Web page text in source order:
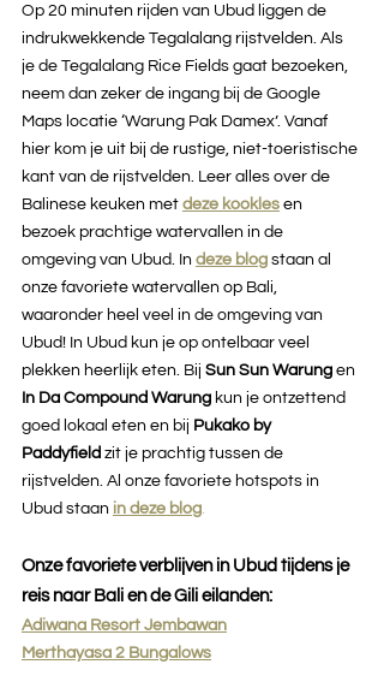
Op 20 minuten rijden van Ubud liggen de
indrukwekkende Tegalalang rijstvelden. Als
je de Tegalalang Rice Fields gaat bezoeken,
neem dan zeker de ingang bij de Google
Maps locatie ‘Warung Pak Damex’. Vanaf
hier kom je uit bij de rustige, niet-toeristische
kant van de rijstvelden. Leer alles over de
Balinese keuken met deze kookles en
bezoek prachtige watervallen in de
omgeving van Ubud. In deze blog staan al
onze favoriete watervallen op Bali,
waaronder heel veel in de omgeving van
Ubud! In Ubud kun je op ontelbaar veel
plekken heerlijk eten. Bij Sun Sun Warung en
In Da Compound Warung kun je ontzettend
goed lokaal eten en bij Pukako by
Paddyfield zit je prachtig tussen de
rijstvelden. Al onze favoriete hotspots in
Ubud staan in deze blog
Onze favoriete verblijven in Ubud tijdens je
reis naar Bali en de Gili eilanden:
Adiwana Resort Jembawan
Merthayasa 2 Bungalows